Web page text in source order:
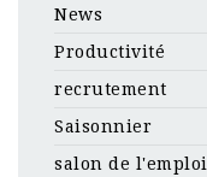
News
Productivité
recrutement
Saisonnier
salon de l'emploi